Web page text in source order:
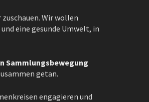
Wir wollen
eine gesunde Umwelt, in
Sammlungsbewegung
getan.
engagieren und